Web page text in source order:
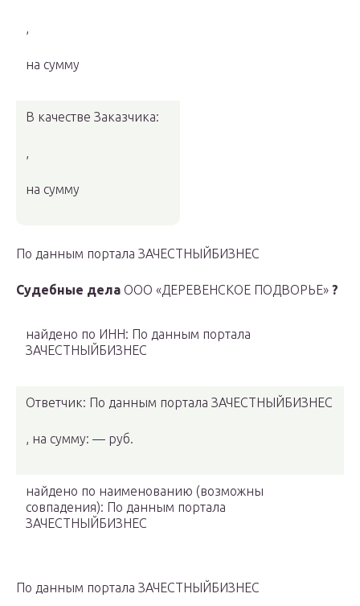
,
на сумму
В качестве Заказчика:
,
на сумму
По данным портала ЗАЧЕСТНЫЙБИЗНЕС
Судебные дела ООО «ДЕРЕВЕНСКОЕ ПОДВОРЬЕ» ?
найдено по ИНН: По данным портала
ЗАЧЕСТНЫЙБИЗНЕС
Ответчик: По данным портала ЗАЧЕСТНЫЙБИЗНЕС
, на сумму: — руб.
найдено по наименованию (возможны
совпадения): По данным портала
ЗАЧЕСТНЫЙБИЗНЕС
По данным портала ЗАЧЕСТНЫЙБИЗНЕС